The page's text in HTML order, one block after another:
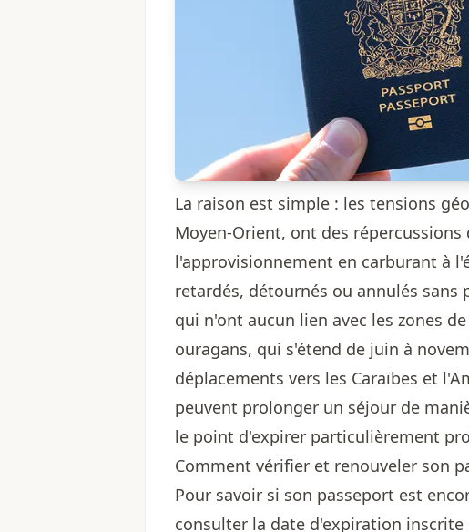
La raison est simple : les tensions
Moyen-Orient, ont des
l'approvisionnement en carburant à
retardés, détournés ou annulés sans
qui n'ont aucun lien avec les zones
ouragans, qui s'étend de juin à
déplacements vers les Caraïbes et
peuvent prolonger un séjour de
le point d'expirer particulièrement
Comment vérifier et renouveler son
Pour savoir si son passeport est
consulter la date d'expiration